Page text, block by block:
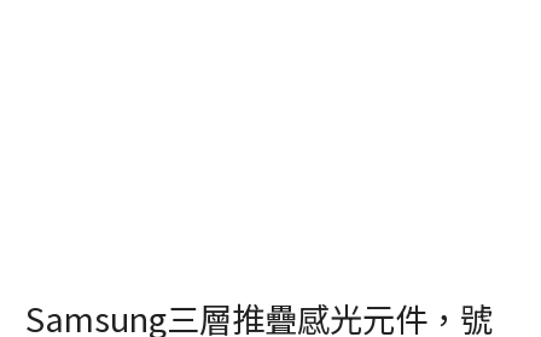
Samsung三層推疊感光元件，號